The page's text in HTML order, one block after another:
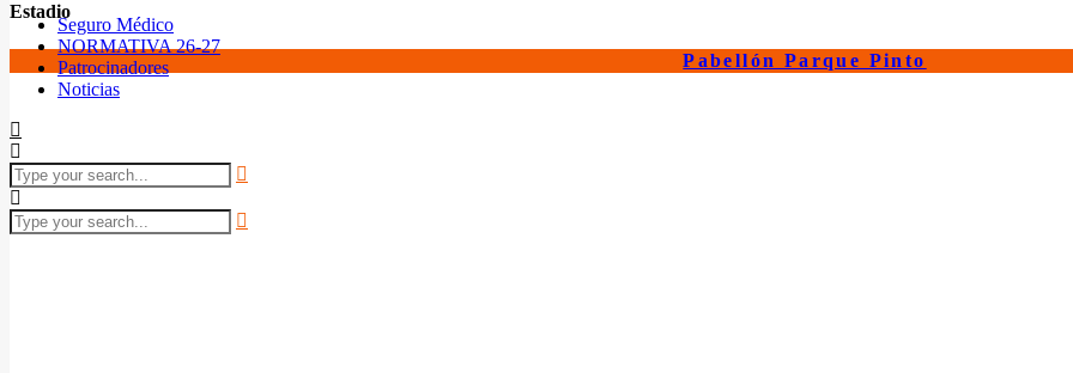
Seguro Médico
NORMATIVA 26-27
Patrocinadores
Noticias
Estadio
Pabellón Parque Pinto